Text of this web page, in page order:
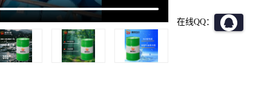
在线QQ：